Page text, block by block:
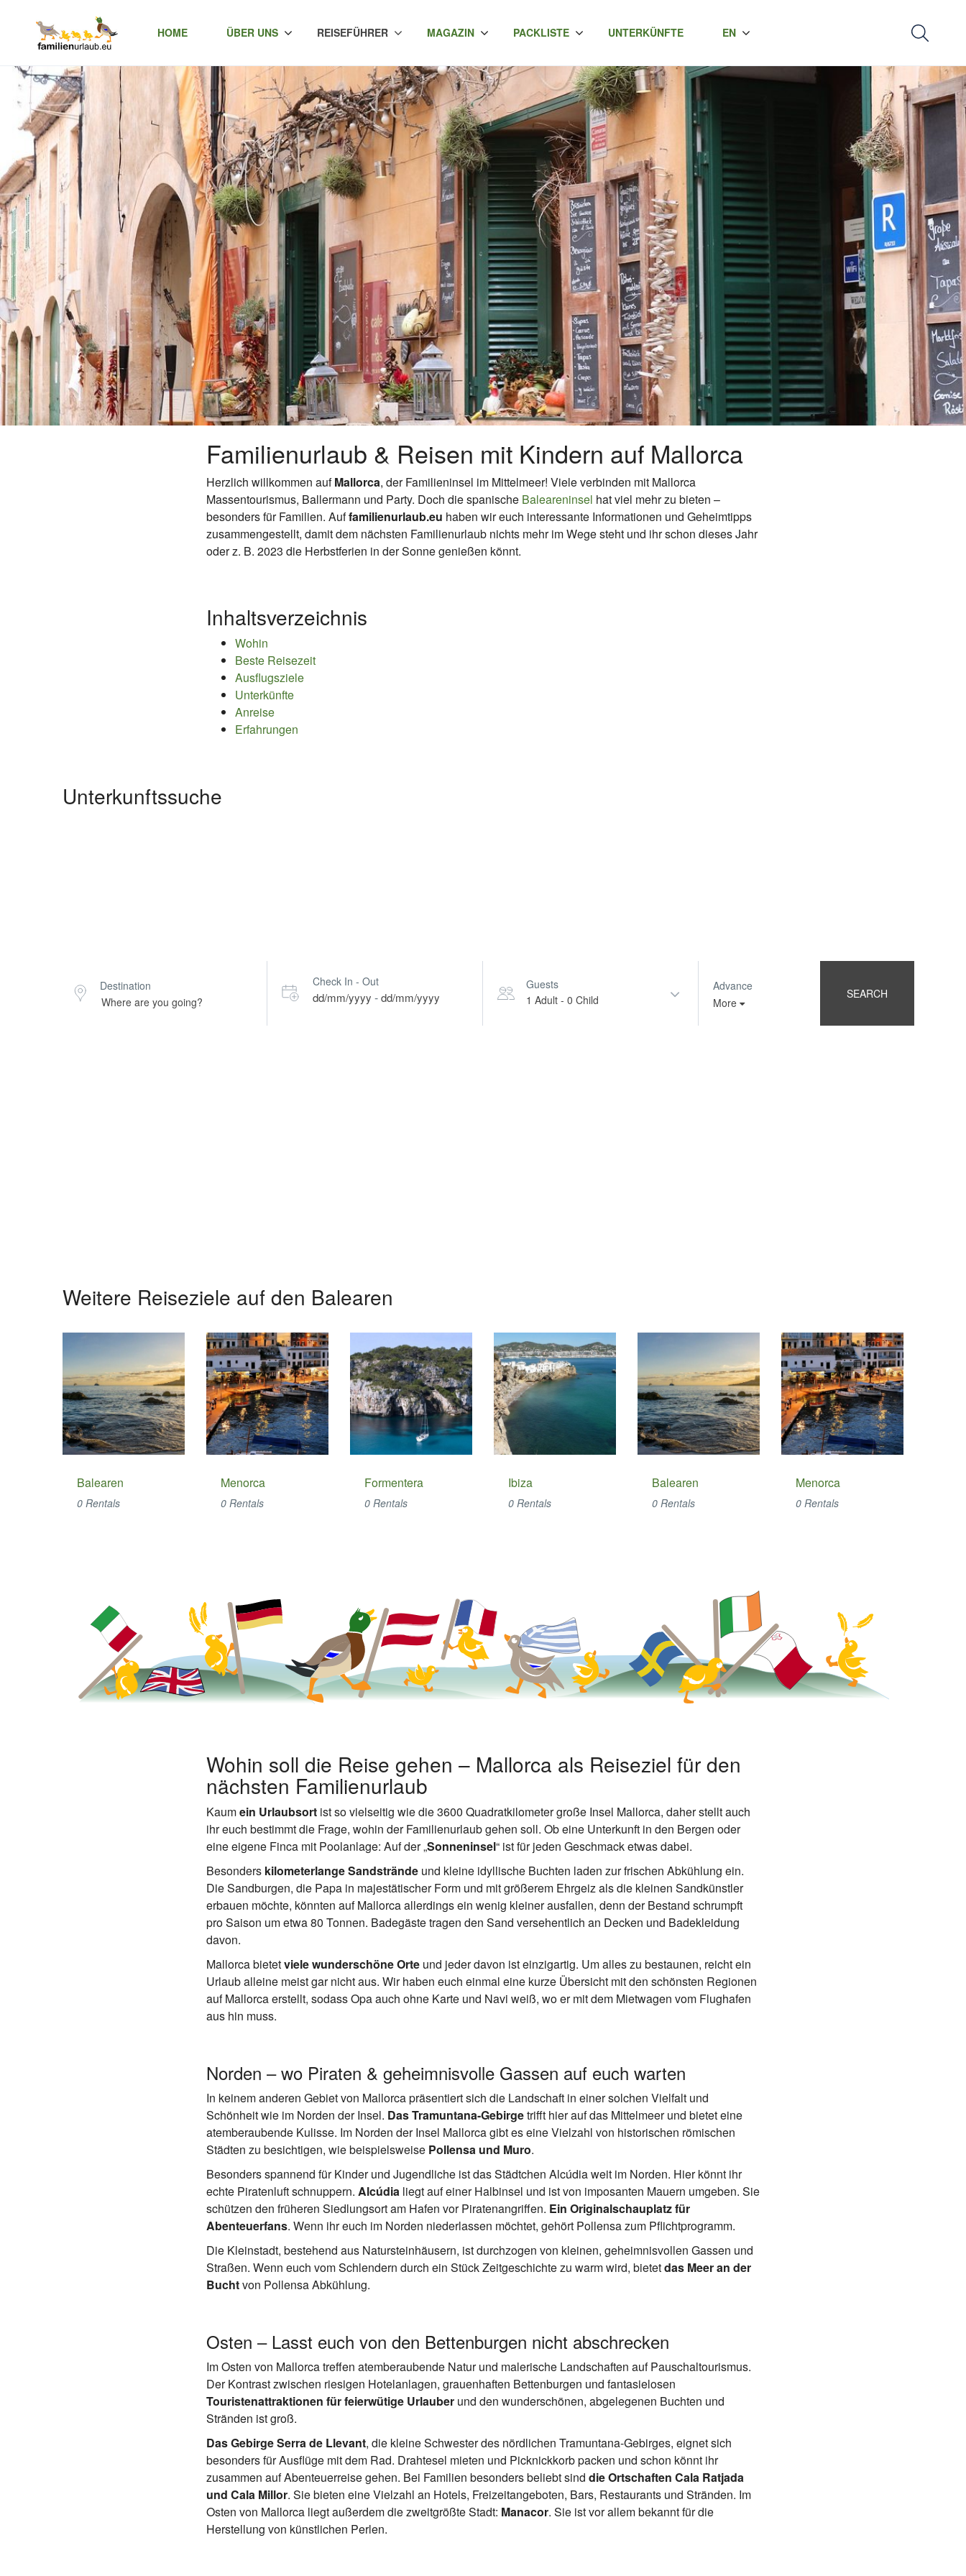
HOME ÜBER UNS REISEFÜHRER MAGAZIN PACKLISTE UNTERKÜNFTE EN
Familienurlaub & Reisen mit Kindern auf Mallorca
Herzlich willkommen aufMallorca, der Familieninsel im Mittelmeer! Viele verbinden mit Mallorca
Massentourismus, Ballermann und Party. Doch die spanische Baleareninsel hat viel mehr zu bieten –
besonders für Familien. Auffamilienurlaub.eu haben wir euch interessante Informationen und Geheimtipps
zusammengestellt, damit dem nächsten Familienurlaub nichts mehr im Wege steht und ihr schon dieses Jahr
oder z. B. 2023 die Herbstferien in der Sonne genießen könnt.
Inhaltsverzeichnis
Wohin
Beste Reisezeit
Ausflugsziele
Unterkünfte
Anreise
Erfahrungen
Unterkunftssuche
Destination Check In - Out
dd/mm/yyyy -dd/mm/yyyy
Guests
1 Adult - 0 Child
Advance
More
SEARCH
Weitere Reiseziele auf den Balearen
Balearen
0 Rentals
Menorca
0 Rentals
Formentera
0 Rentals
Ibiza
0 Rentals
Balearen
0 Rentals
Menorca
0 Rentals
Wohin soll die Reise gehen – Mallorca als Reiseziel für den
nächsten Familienurlaub
Kaumein Urlaubsort ist so vielseitig wie die 3600 Quadratkilometer große Insel Mallorca, daher stellt auch
ihr euch bestimmt die Frage, wohin der Familienurlaub gehen soll. Ob eine Unterkunft in den Bergen oder
eine eigene Finca mit Poolanlage: Auf der „Sonneninsel“ ist für jeden Geschmack etwas dabei.
Besonders kilometerlange Sandstrände und kleine idyllische Buchten laden zur frischen Abkühlung ein.
Die Sandburgen, die Papa in majestätischer Form und mit größerem Ehrgeiz als die kleinen Sandkünstler
erbauen möchte, könnten auf Mallorca allerdings ein wenig kleiner ausfallen, denn der Bestand schrumpft
pro Saison um etwa 80 Tonnen. Badegäste tragen den Sand versehentlich an Decken und Badekleidung
davon.
Mallorca bietetviele wunderschöne Orte und jeder davon ist einzigartig. Um alles zu bestaunen, reicht ein
Urlaub alleine meist gar nicht aus. Wir haben euch einmal eine kurze Übersicht mit den schönsten Regionen
auf Mallorca erstellt, sodass Opa auch ohne Karte und Navi weiß, wo er mit dem Mietwagen vom Flughafen
aus hin muss.
Norden – wo Piraten & geheimnisvolle Gassen auf euch warten
In keinem anderen Gebiet von Mallorca präsentiert sich die Landschaft in einer solchen Vielfalt und
Schönheit wie im Norden der Insel. Das Tramuntana-Gebirgetrifft hier auf das Mittelmeer und bietet eine
atemberaubende Kulisse. Im Norden der Insel Mallorca gibt es eine Vielzahl von historischen römischen
Städten zu besichtigen, wie beispielsweise Pollensa und Muro.
Besonders spannend für Kinder und Jugendliche ist das Städtchen Alcúdia weit im Norden. Hier könnt ihr
echte Piratenluft schnuppern. Alcúdia liegt auf einer Halbinsel und ist von imposanten Mauern umgeben. Sie
schützen den früheren Siedlungsort am Hafen vor Piratenangriffen. Ein Originalschauplatz für
Abenteuerfans. Wenn ihr euch im Norden niederlassen möchtet, gehört Pollensa zum Pflichtprogramm.
Die Kleinstadt, bestehend aus Natursteinhäusern, ist durchzogen von kleinen, geheimnisvollen Gassen und
Straßen. Wenn euch vom Schlendern durch ein Stück Zeitgeschichte zu warm wird, bietetdas Meer an der
Buchtvon Pollensa Abkühlung.
Osten – Lasst euch von den Bettenburgen nicht abschrecken
Im Osten von Mallorca treffen atemberaubende Natur und malerische Landschaften auf Pauschaltourismus.
Der Kontrast zwischen riesigen Hotelanlagen, grauenhaften Bettenburgen und fantasielosen
Touristenattraktionen für feierwütige Urlauber und den wunderschönen, abgelegenen Buchten und
Stränden ist groß.
Das Gebirge Serra de Llevant, die kleine Schwester des nördlichen Tramuntana-Gebirges, eignet sich
besonders für Ausflüge mit dem Rad. Drahtesel mieten und Picknickkorb packen und schon könnt ihr
zusammen auf Abenteuerreise gehen. Bei Familien besonders beliebt sind die Ortschaften Cala Ratjada
und Cala Millor. Sie bieten eine Vielzahl an Hotels, Freizeitangeboten, Bars, Restaurants und Stränden. Im
Osten von Mallorca liegt außerdem die zweitgrößte Stadt: Manacor. Sie ist vor allem bekannt für die
Herstellung von künstlichen Perlen.